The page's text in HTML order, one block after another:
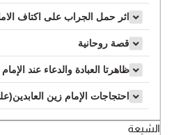
قصة روحانية
احتجاجات الإمام زين
الشيعة